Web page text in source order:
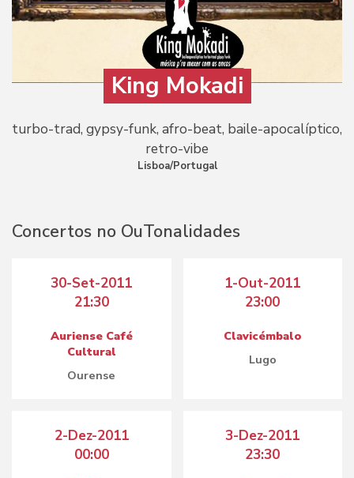
King Mokadi
turbo-trad, gypsy-funk, afro-beat, baile-apocalíptico,
retro-vibe
Lisboa/Portugal
Concertos no OuTonalidades
30-Set-2011
21:30
Auriense Café
Cultural
Ourense
1-Out-2011
23:00
Clavicémbalo
Lugo
2-Dez-2011
00:00
3-Dez-2011
23:30